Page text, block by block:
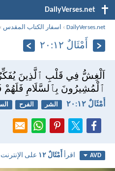
DailyVerses.net
DailyVerses.net
› اسفار الكتاب المقدس ›
أَمْثَالٌ ١٢:‏٢٠
اَلْغِشُّ فِي قَلْبِ ٱلَّذِينَ
ٱلْمُشِيرُونَ بِٱلسَّلَامِ فَلَهُمْ
أَمْثَالٌ ١٢:‏٢٠ الشر الفرح
AVD اقرأأَمْثَالٌ ١٢ على الإنترنت